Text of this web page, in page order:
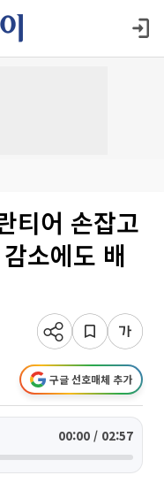
티어 손잡고
소에도 배
구글 선호매체 추가
00:00 / 02:57